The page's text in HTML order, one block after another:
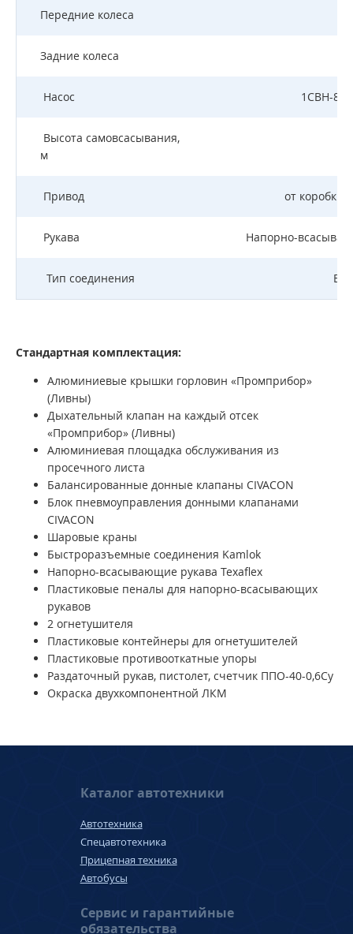
Передние колеса
Задние колеса
Насос 1СВН-
Высота самовсасывания,
м
Привод от коробки
Рукава Напорно-
Тип соединения
Стандартная комплектация:
Алюминиевые крышки горловин «Промприбор»
(Ливны)
Дыхательный клапан на каждый отсек
«Промприбор» (Ливны)
Алюминиевая площадка обслуживания из
просечного листа
Балансированные донные клапаны CIVACON
Блок пневмоуправления донными клапанами
CIVACON
Шаровые краны
Быстроразъемные соединения Kamlok
Напорно-всасывающие рукава Texaflex
Пластиковые пеналы для напорно-всасывающих
рукавов
2 огнетушителя
Пластиковые контейнеры для огнетушителей
Пластиковые противооткатные упоры
Раздаточный рукав, пистолет, счетчик ППО-40-0,6Су
Окраска двухкомпонентной ЛКМ
Каталог автотехники
Автотехника
Спецавтотехника
Прицепная техника
Автобусы
Сервис и гарантийные
обязательства